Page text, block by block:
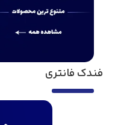
فندک فانتری